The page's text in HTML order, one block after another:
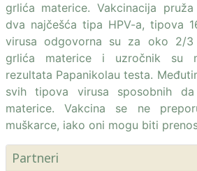
grlića materice. Vakcinacija
dva najčešća tipa HPV-a, tipova
virusa odgovorna su za oko 2/3
grlića materice i uzročnik su
rezultata Papanikolau testa.
svih tipova virusa sposobnih
materice. Vakcina se ne
muškarce, iako oni mogu biti
Partneri